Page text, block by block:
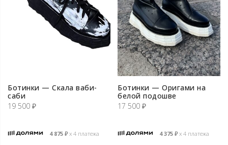
Ботинки — Скала ваби-
cаби
19 500 ₽
4 875 ₽х 4 платежа
Ботинки — Оригами на
белой подошве
17 500 ₽
4 375 ₽х 4 платежа